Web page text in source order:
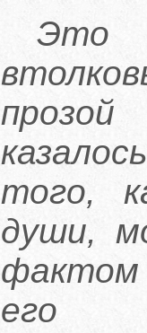
Это
того,
души,
его